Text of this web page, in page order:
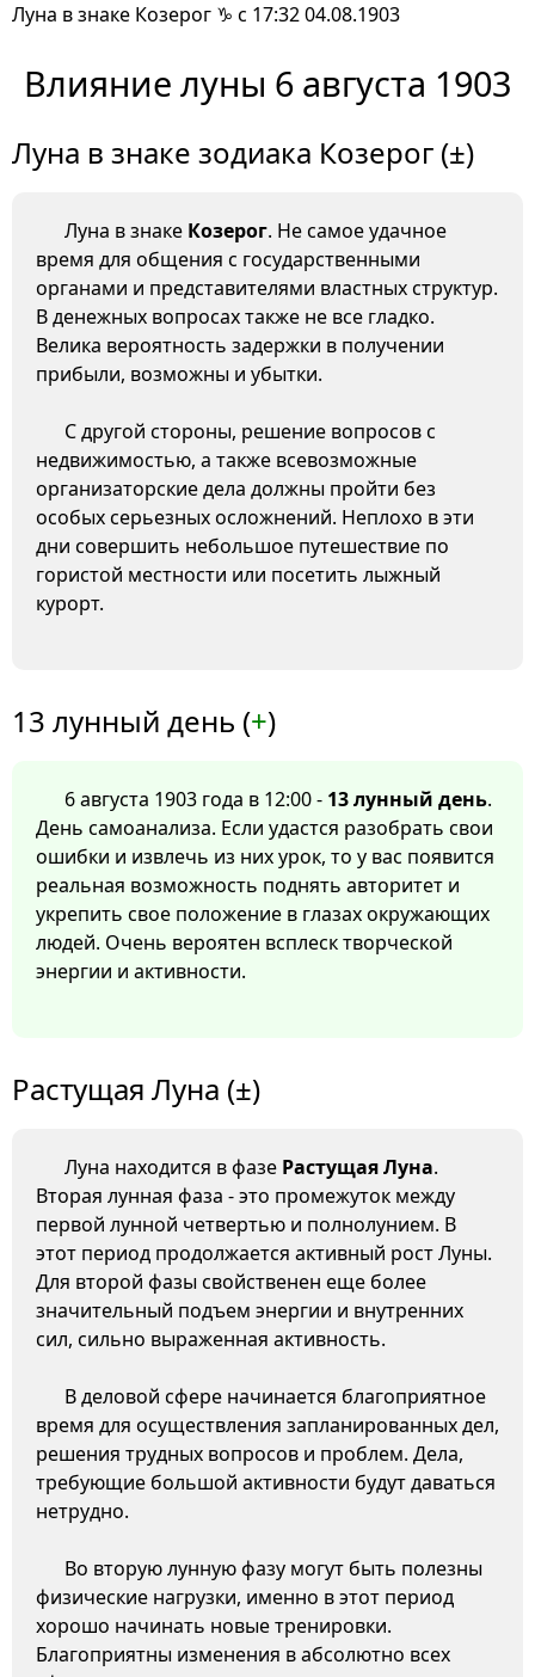
Луна в знаке Козерог ♑ с 17:32 04.08.1903
Влияние луны 6 августа 1903
Луна в знаке зодиака Козерог (±)
Луна в знаке Козерог. Не самое удачное
время для общения с государственными
органами и представителями властных структур.
В денежных вопросах также не все гладко.
Велика вероятность задержки в получении
прибыли, возможны и убытки.
С другой стороны, решение вопросов с
недвижимостью, а также всевозможные
организаторские дела должны пройти без
особых серьезных осложнений. Неплохо в эти
дни совершить небольшое путешествие по
гористой местности или посетить лыжный
курорт.
13 лунный день (+)
6 августа 1903 года в 12:00 - 13 лунный день.
День самоанализа. Если удастся разобрать свои
ошибки и извлечь из них урок, то у вас появится
реальная возможность поднять авторитет и
укрепить свое положение в глазах окружающих
людей. Очень вероятен всплеск творческой
энергии и активности.
Растущая Луна (±)
Луна находится в фазе Растущая Луна.
Вторая лунная фаза - это промежуток между
первой лунной четвертью и полнолунием. В
этот период продолжается активный рост Луны.
Для второй фазы свойственен еще более
значительный подъем энергии и внутренних
сил, сильно выраженная активность.
В деловой сфере начинается благоприятное
время для осуществления запланированных дел,
решения трудных вопросов и проблем. Дела,
требующие большой активности будут даваться
нетрудно.
Во вторую лунную фазу могут быть полезны
физические нагрузки, именно в этот период
хорошо начинать новые тренировки.
Благоприятны изменения в абсолютно всех